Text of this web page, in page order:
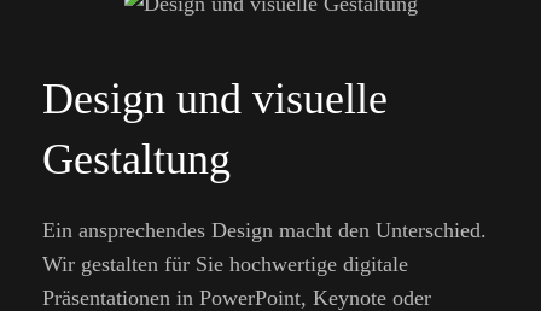
Design und visuelle
Gestaltung
Ein ansprechendes Design macht den Unterschied.
Wir gestalten für Sie hochwertige digitale
Präsentationen in PowerPoint, Keynote oder